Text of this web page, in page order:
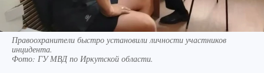
Правоохранители быстро установили личности участников
инцидента.
Фото: ГУ МВД по Иркутской области.